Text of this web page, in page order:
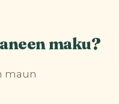
maku?
maun